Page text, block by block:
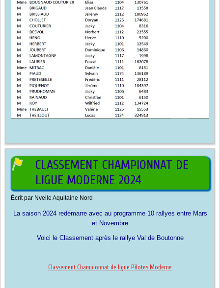
CLASSEMENT CHAMPIONNAT DE
LIGUE MODERNE 2024
Écrit par Nvelle Aquitaine Nord
La saison 2024 redémarre avec au programme 10 rallyes entre Mars
et Novembre
Voici le Classement après le rallye Val de Boutonne
Classement Championnat de ligue Pilotes Moderne